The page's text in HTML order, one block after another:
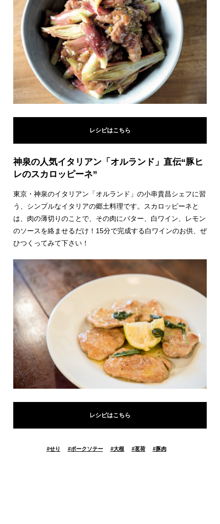
レシピはこちら
神泉の人気イタリアン「オルランド」直伝“豚ヒ
レのスカロッピーネ”
東京・神泉のイタリアン「オルランド」の小串貴昌シェフに習
う、シンプルなイタリアの郷土料理です。スカロッピーネと
は、肉の薄切りのことで、その肉にバター、白ワイン、レモン
のソースを絡ませるだけ！15分で完成する白ワインのお供、ぜ
ひつくってみて下さい！
レシピはこちら
#せり #ポークソテー #大根 #茗荷 #豚肉